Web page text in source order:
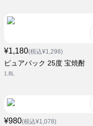
¥1,180(税込¥1,298)
ピュアパック 25度 宝焼酎
1.8L
¥980(税込¥1,078)